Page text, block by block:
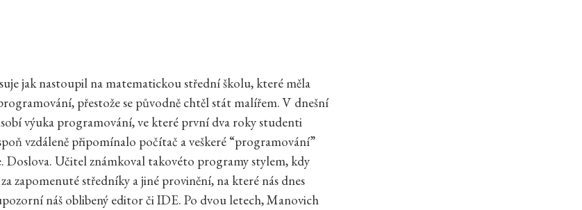
jak nastoupil na matematickou střední školu, které měla
přestože se původně chtěl stát malířem. V dnešní
výuka programování, ve které první dva roky studenti
vzdáleně připomínalo počítač a veškeré “programování”
Doslova. Učitel známkoval takovéto programy stylem, kdy
zapomenuté středníky a jiné provinění, na které nás dnes
náš oblibený editor či IDE. Po dvou letech, Manovich